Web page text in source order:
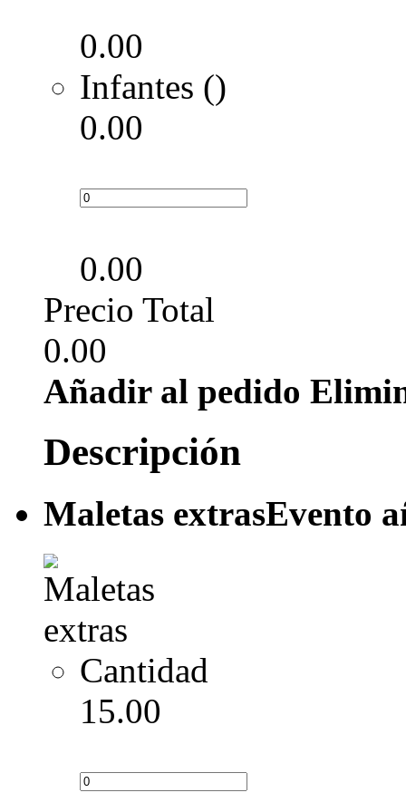
0.00
Infantes ()
0.00
0.00
Precio Total
0.00
Añadir al pedido
Descripción
Maletas extrasEvento
Cantidad
15.00